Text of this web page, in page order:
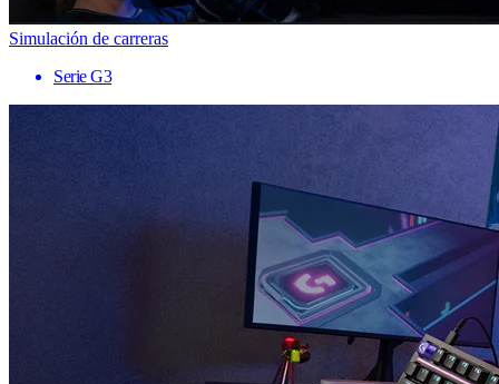
Simulación de carreras
Serie G3